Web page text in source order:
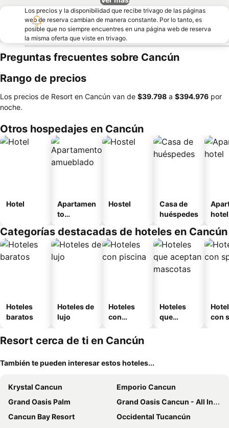
Los precios y la disponibilidad que recibe trivago de las páginas
web de reserva cambian de manera constante. Por lo tanto, es
posible que no siempre encuentres en una página web de reserva
la misma oferta que viste en trivago.
Preguntas frecuentes sobre Cancún
Rango de precios
Los precios de Resort en Cancún van de ‎$39.798 a ‎$394.976 por
noche.
Otros hospedajes en Cancún
Hotel
Apartamen
to
o
Hostel
Casa de
huéspedes
hotel
Categorías destacadas de hoteles en Cancún
Hoteles
baratos
Hoteles de
lujo
Hoteles
con
Hoteles
que
con
Resort cerca de ti en Cancún
También te pueden interesar estos hoteles...
Krystal Cancun
Emporio Cancun
Grand Oasis Palm
Grand Oasis Cancun - All Inclusive
Cancun Bay Resort
Occidental Tucancún